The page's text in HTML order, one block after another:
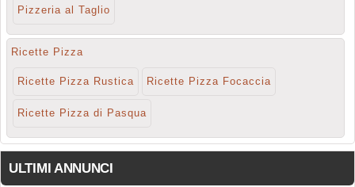
Pizzeria al Taglio
Ricette Pizza
Ricette Pizza Rustica Ricette Pizza Focaccia
Ricette Pizza di Pasqua
ULTIMI ANNUNCI